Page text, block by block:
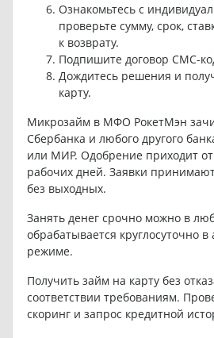
Ознакомьтесь с
проверьте сумму, срок,
к возврату.
Подпишите договор СМС-
Дождитесь решения и
карту.
Микрозайм в МФО РокетМэн
Сбербанка и любого другого
или МИР. Одобрение приходит
рабочих дней. Заявки
без выходных.
Занять денег срочно можно в
обрабатывается круглосуточно
режиме.
Получить займ на карту без
соответствии требованиям.
скоринг и запрос кредитной